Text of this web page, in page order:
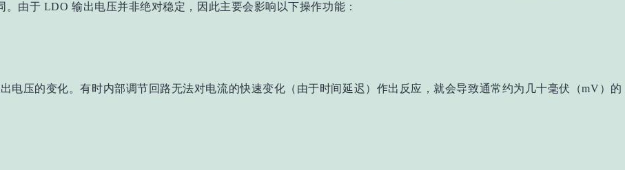
由于 LDO 输出电压并非绝对稳定，因此主要会影响以下操作功能：
电压的变化。有时内部调节回路无法对电流的快速变化（由于时间延迟）作出反应，就会导致通常约为几十毫伏（mV）的